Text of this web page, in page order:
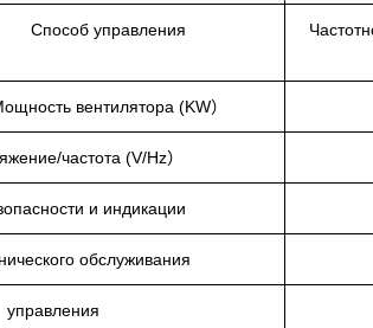
Способ управления
вентилятора (KW）
частота (V/Hz）
и индикации
обслуживания